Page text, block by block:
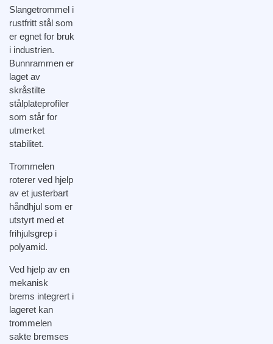
Slangetrommel i
rustfritt stål som
er egnet for bruk
i industrien.
Bunnrammen er
laget av
skråstilte
stålplateprofiler
som står for
utmerket
stabilitet.
Trommelen
roterer ved hjelp
av et justerbart
håndhjul som er
utstyrt med et
frihjulsgrep i
polyamid.
Ved hjelp av en
mekanisk
brems integrert i
lageret kan
trommelen
sakte bremses